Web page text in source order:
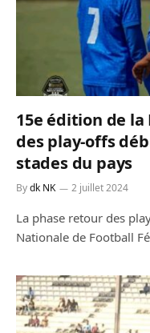
15e édition de la
des play-offs
stades du pays
Bydk NK 2 juillet 2024
La phase retour des
Nationale de Football